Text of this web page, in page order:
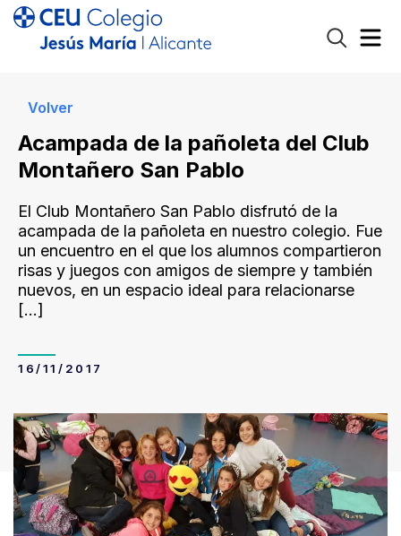
Volver
Acampada de la pañoleta del Club
Montañero San Pablo
El Club Montañero San Pablo disfrutó de la
acampada de la pañoleta en nuestro colegio. Fue
un encuentro en el que los alumnos compartieron
risas y juegos con amigos de siempre y también
nuevos, en un espacio ideal para relacionarse
[…]
16/11/2017